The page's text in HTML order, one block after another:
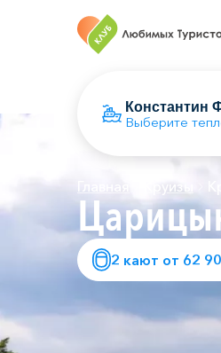
Выберите
Главная Круизы
2 кают от 62